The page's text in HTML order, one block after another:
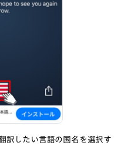
訳したい言語の国名を選択す